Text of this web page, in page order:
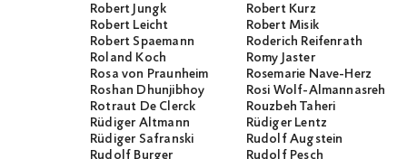
Robert Jungk
Robert Kurz
Robert Leicht
Robert Misik
Robert Spaemann
Roderich Reifenrath
Roland Koch
Romy Jaster
Rosa von Praunheim
Rosemarie Nave-Herz
Roshan Dhunjibhoy
Rosi Wolf-Almannasreh
Rotraut De Clerck
Rouzbeh Taheri
Rüdiger Altmann
Rüdiger Lentz
Rüdiger Safranski
Rudolf Augstein
Rudolf Burger
Rudolf Pesch